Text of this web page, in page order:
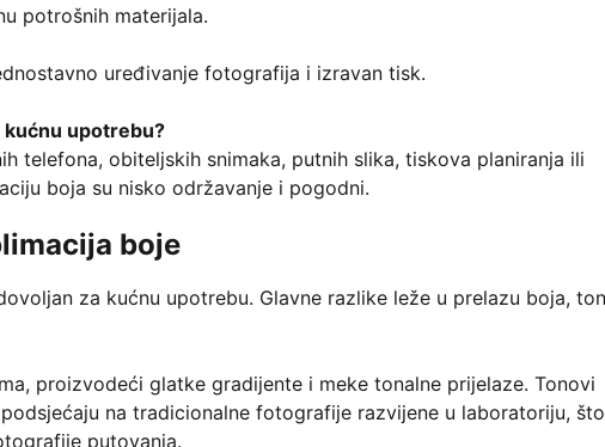
potrošnih materijala.
uređivanje fotografija i izravan tisk.
kućnu upotrebu?
telefona, obiteljskih snimaka, putnih slika, tiskova planiranja ili
boja su nisko održavanje i pogodni.
boje
za kućnu upotrebu. Glavne razlike leže u prelazu boja,
proizvodeći glatke gradijente i meke tonalne prijelaze. Tonovi
na tradicionalne fotografije razvijene u laboratoriju,
putovanja.